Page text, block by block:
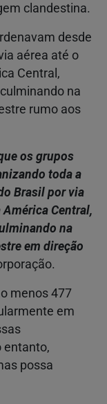
clandestina.
desde
aérea até o
Central,
na
rumo aos
os grupos
toda a
Brasil por via
América Central,
na
em direção
menos 477
em
entanto,
possa